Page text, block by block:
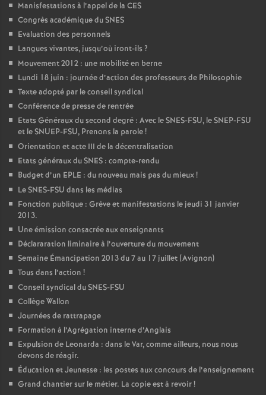
Manisfestations à l’appel de la CES
Congrès académique du SNES
Evaluation des personnels
Langues vivantes, jusqu’où iront-ils ?
Mouvement 2012 : une mobilité en berne
Lundi 18 juin : journée d’action des professeurs de Philosophie
Texte adopté par le conseil syndical
Conférence de presse de rentrée
Etats Généraux du second degré : Avec le SNES-FSU, le SNEP-FSU
et le SNUEP-FSU, Prenons la parole!
Orientation et acte III de la décentralisation
Etats généraux du SNES : compte-rendu
Budget d’un EPLE : du nouveau mais pas du mieux!
Le SNES-FSU dans les médias
Fonction publique : Grève et manifestations le jeudi 31 janvier
2013.
Une émission consacrée aux enseignants
Déclararation liminaire à l’ouverture du mouvement
Semaine Émancipation 2013 du 7 au 17 juillet (Avignon)
Tous dans l’action !
Conseil syndical du SNES-FSU
Collège Wallon
Journées de rattrapage
Formation à l’Agrégation interne d’Anglais
Expulsion de Leonarda : dans le Var, comme ailleurs, nous nous
devons de réagir.
Éducation et Jeunesse : les postes aux concours de l’enseignement
Grand chantier sur le métier. La copie est à revoir!